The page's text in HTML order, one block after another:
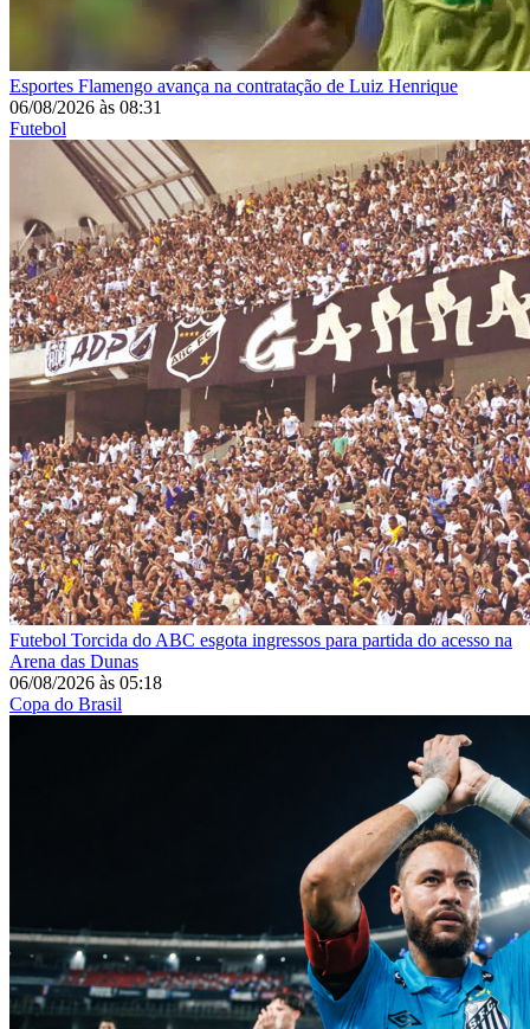
Esportes Flamengo avança na contratação de Luiz Henrique
06/08/2026 às 08:31
Futebol
Futebol Torcida do ABC esgota ingressos para partida do acesso na
Arena das Dunas
06/08/2026 às 05:18
Copa do Brasil